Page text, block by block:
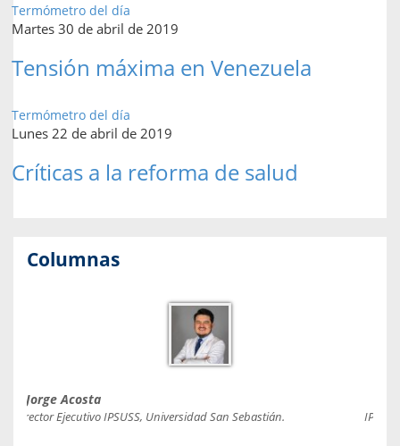
Termómetro del día
Martes 30 de abril de 2019
Tensión máxima en Venezuela
Termómetro del día
Lunes 22 de abril de 2019
Críticas a la reforma de salud
Columnas
Jorge Acosta
Director Ejecutivo IPSUSS, Universidad San Sebastián.